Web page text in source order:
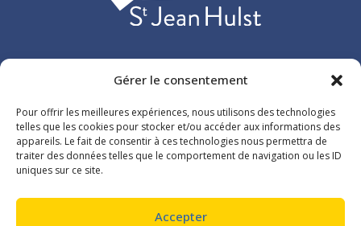
Gérer le consentement
Pour offrir les meilleures expériences, nous utilisons des technologies
telles que les cookies pour stocker et/ou accéder aux informations des
appareils. Le fait de consentir à ces technologies nous permettra de
traiter des données telles que le comportement de navigation ou les ID
uniques sur ce site.
Accepter
Etablissement d’enseignement privé catholique situé à Versailles
l’école maternelle au lycée.
26 rue du Maréchal de Lattre de Tassigny
78000 Versailles
01 39 54 11 26